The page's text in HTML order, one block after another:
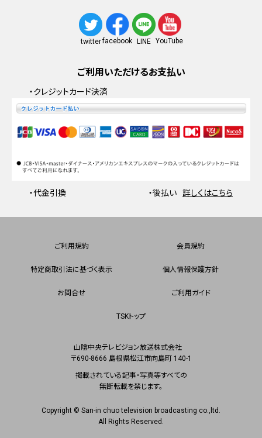
twitterfacebook LINE YouTube
ご利用いただけるお支払い
・クレジットカード決済
・代金引換 ・後払い 詳しくはこちら
ご利用規約 会員規約
特定商取引法に基づく表示 個人情報保護方針
お問合せ ご利用ガイド
TSKトップ
山陰中央テレビジョン放送株式会社
〒690-8666 島根県松江市向島町 140-1
掲載されている記事・写真等すべての
無断転載を禁じます。
Copyright © San-in chuo television broadcasting co.,ltd.
All Rights Reserved.